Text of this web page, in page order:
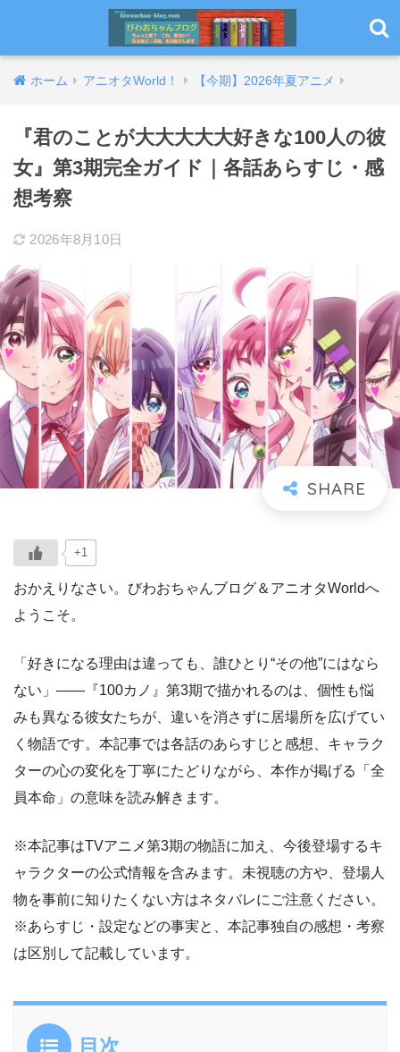
ホーム アニオタWorld！ 【今期】2026年夏アニメ
『君のことが大大大大大好きな100人の彼
女』第3期完全ガイド｜各話あらすじ・感
想考察
2026年8月10日
+1
おかえりなさい。びわおちゃんブログ＆アニオタWorldへ
ようこそ。
「好きになる理由は違っても、誰ひとり“その他”にはなら
ない」――『100カノ』第3期で描かれるのは、個性も悩
みも異なる彼女たちが、違いを消さずに居場所を広げてい
く物語です。本記事では各話のあらすじと感想、キャラク
ターの心の変化を丁寧にたどりながら、本作が掲げる「全
員本命」の意味を読み解きます。
※本記事はTVアニメ第3期の物語に加え、今後登場するキ
ャラクターの公式情報を含みます。未視聴の方や、登場人
物を事前に知りたくない方はネタバレにご注意ください。
※あらすじ・設定などの事実と、本記事独自の感想・考察
は区別して記載しています。
目次